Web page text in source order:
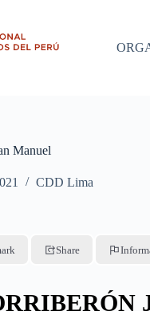
Manuel
CDD Lima
Share